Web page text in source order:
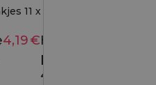
11 x 20 cm -
4,19€Huidige
prijs is:
4,19€.